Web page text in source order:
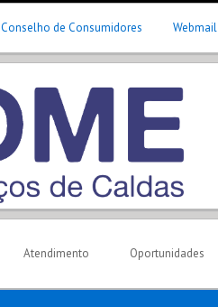
Conselho de Consumidores Webmail
Atendimento Oportunidades